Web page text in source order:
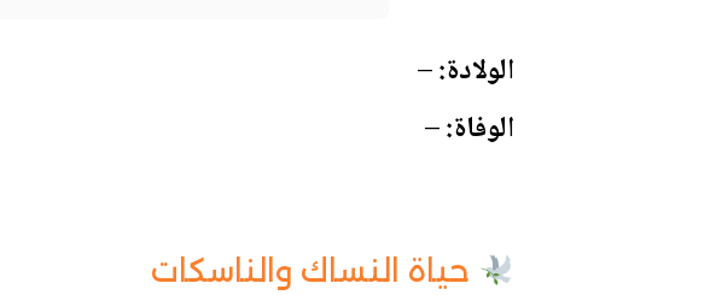
الولادة:–
الوفاة:–
حياة النساك والناسكات